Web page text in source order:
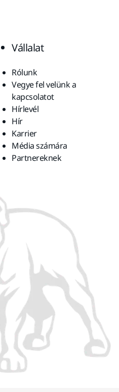
Vállalat
Rólunk
Vegye fel velünk a
kapcsolatot
Hírlevél
Hír
Karrier
Média számára
Partnereknek